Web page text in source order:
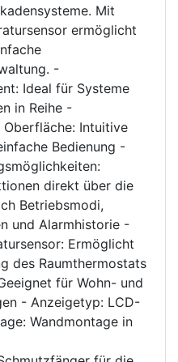
Mit
ermöglicht
-
Ideal für Systeme
in Reihe -
Intuitive
Bedienung -
direkt über die
Betriebsmodi,
und Alarmhistorie -
Ermöglicht
des Raumthermostats
für Wohn- und
- Anzeigetyp: LCD-
Wandmontage in